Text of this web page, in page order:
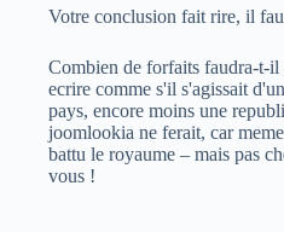
Votre conclusion fait rire, il
Combien de forfaits faudra-t-il
ecrire comme s'il s'agissait
pays, encore moins une
joomlookia ne ferait, car
battu le royaume – mais pas
vous !